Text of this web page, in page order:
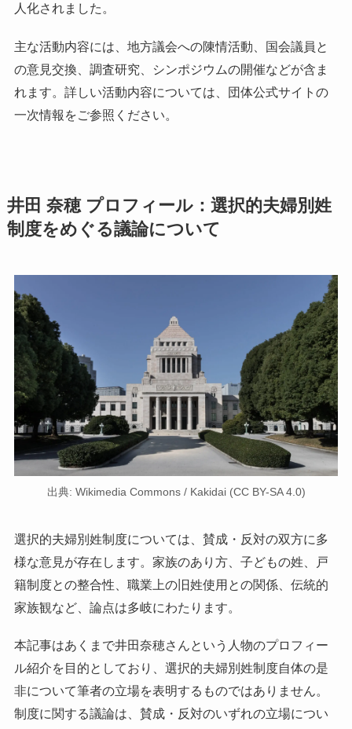
人化されました。
主な活動内容には、地方議会への陳情活動、国会議員と
の意見交換、調査研究、シンポジウムの開催などが含ま
れます。詳しい活動内容については、団体公式サイトの
一次情報をご参照ください。
井田 奈穂 プロフィール：選択的夫婦別姓
制度をめぐる議論について
出典: Wikimedia Commons / Kakidai (CC BY-SA 4.0)
選択的夫婦別姓制度については、賛成・反対の双方に多
様な意見が存在します。家族のあり方、子どもの姓、戸
籍制度との整合性、職業上の旧姓使用との関係、伝統的
家族観など、論点は多岐にわたります。
本記事はあくまで井田奈穂さんという人物のプロフィー
ル紹介を目的としており、選択的夫婦別姓制度自体の是
非について筆者の立場を表明するものではありません。
制度に関する議論は、賛成・反対のいずれの立場につい